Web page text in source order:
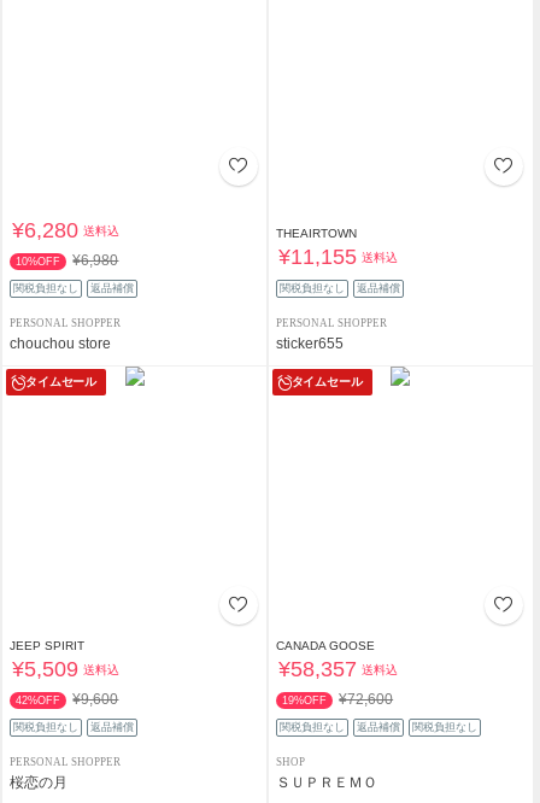
¥6,280 送料込
10%OFF ¥6,980
関税負担なし 返品補償
PERSONAL SHOPPER
chouchou store
THEAIRTOWN
¥11,155 送料込
関税負担なし 返品補償
PERSONAL SHOPPER
sticker655
タイムセール
JEEP SPIRIT
¥5,509 送料込
42%OFF ¥9,600
関税負担なし 返品補償
PERSONAL SHOPPER
桜恋の月
タイムセール
CANADA GOOSE
¥58,357 送料込
19%OFF ¥72,600
関税負担なし 返品補償 関税負担なし
SHOP
ＳＵＰＲＥＭＯ